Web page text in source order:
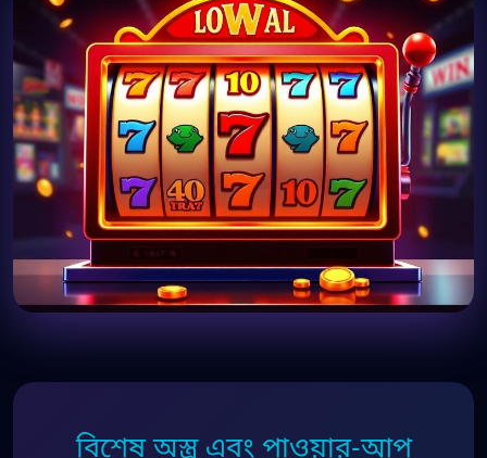
বিশেষ অস্ত্র এবং পাওয়ার-আপ